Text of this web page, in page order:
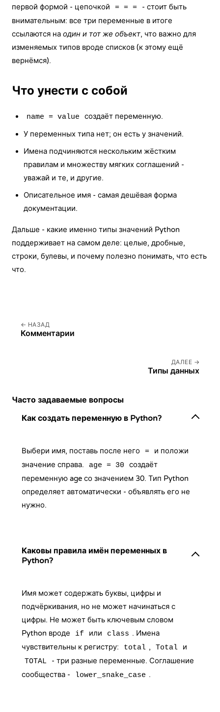
первой формой - цепочкой
= = =
- стоит быть
внимательным: все три переменные в итоге
ссылаются на один и тот же объект, что важно для
изменяемых типов вроде списков (к этому ещё
вернёмся).
Что унести с собой
name = value
создаёт переменную.
У переменных типа нет; он есть у значений.
Имена подчиняются нескольким жёстким
правилам и множеству мягких соглашений -
уважай и те, и другие.
Описательное имя - самая дешёвая форма
документации.
Дальше - какие именно типы значений Python
поддерживает на самом деле: целые, дробные,
строки, булевы, и почему полезно понимать, что есть
что.
НАЗАД
Комментарии
ДАЛЕЕ
Типы данных
Часто задаваемые вопросы
Как создать переменную в Python?
Выбери имя, поставь после него =
и положи
значение справа.
age = 30
создаёт
переменную age со значением 30. Тип Python
определяет автоматически - объявлять его не
нужно.
Каковы правила имён переменных в
Python?
Имя может содержать буквы, цифры и
подчёркивания, но не может начинаться с
цифры. Не может быть ключевым словом
Python вроде
if или class . Имена
чувствительны к регистру:
total , Total и
TOTAL
- три разные переменные. Соглашение
сообщества -
lower_snake_case .